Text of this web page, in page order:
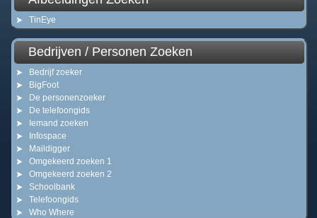
TinEye
Bedrijven / Personen Zoeken
Bedrijf zoeker
BigFoot
De personenzoeker
De telefoongids
Iemand zoeken
Infospace
Maildigger
Omgekeerd zoeken 1
Omgekeerd zoeken 2
Schoolbank
Telefoongids
Who Where